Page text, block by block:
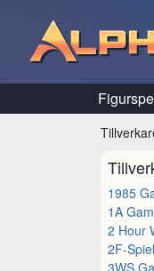
1985
1A
2 Hour
2F-
3WS